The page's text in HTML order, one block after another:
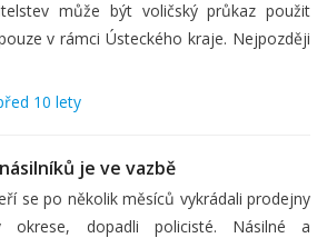
může být voličský průkaz použit
v rámci Ústeckého kraje. Nejpozději
10 lety
je ve vazbě
se po několik měsíců vykrádali prodejny
okrese, dopadli policisté. Násilné a